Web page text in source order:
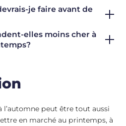
je faire avant de
elles moins cher à
peut être tout aussi
en marché au printemps, à